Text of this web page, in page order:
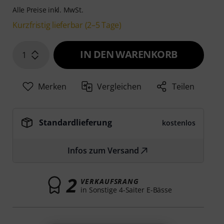
Alle Preise inkl. MwSt.
Kurzfristig lieferbar (2–5 Tage)
1 IN DEN WARENKORB
Merken Vergleichen Teilen
Standardlieferung kostenlos
Infos zum Versand
2 VERKAUFSRANG
in Sonstige 4-Saiter E-Bässe